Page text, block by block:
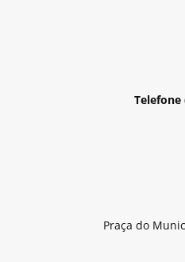
Telefone
Praça do